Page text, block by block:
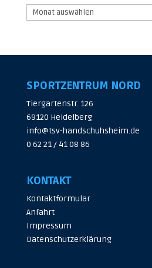
Archiv
SPORTZENTRUM NORD
Tiergartenstr. 126
69120 Heidelberg
info@tsv-handschuhsheim.de
0 62 21 / 41 08 86
KONTAKT
Kontaktformular
Anfahrt
Impressum
Datenschutzerklärung